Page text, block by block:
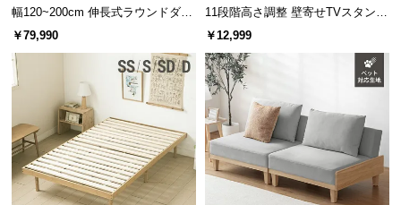
ー
ト
ら
せ
ローテーブルとして
ソファの前やリビングの中心に置き、温かみある空
間を作り出すローテーブルとしても。
幅120~200cm 伸長式ラウンドダイ
ニングテーブル 6人掛け 天然木突
￥79,990
11段階高さ調整 壁寄せTVスタンド
キャスター付き 上下左右角度調節
￥12,999